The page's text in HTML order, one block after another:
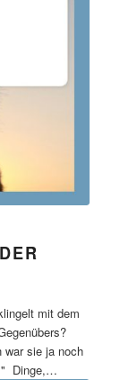
mit dem
war sie ja noch
Dinge,…